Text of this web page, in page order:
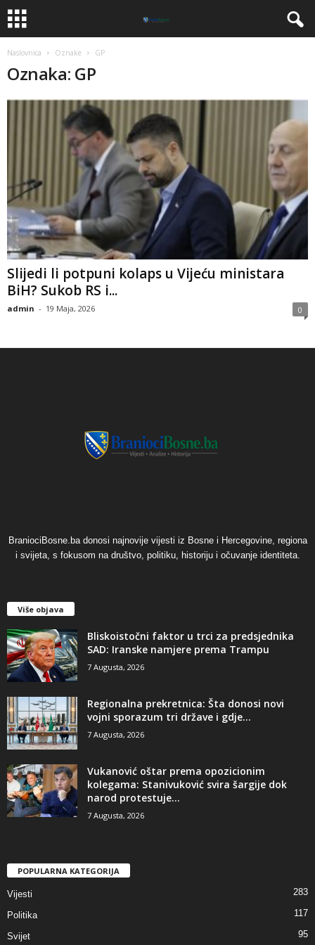
Naslovnica Oznake GP
Oznaka: GP
​Slijedi li potpuni kolaps u Vijeću ministara
BiH? Sukob RS i...
admin - 19 Maja, 2026 0
BraniociBosne.ba donosi najnovije vijesti iz Bosne i Hercegovine, regiona
i svijeta, s fokusom na društvo, politiku, historiju i očuvanje identiteta.
Više objava
​Bliskoistočni faktor u trci za predsjednika
SAD: Iranske namjere prema Trampu
7 Augusta, 2026
​Regionalna prekretnica: Šta donosi novi
vojni sporazum tri države i gdje...
7 Augusta, 2026
Vukanović oštar prema opozicionim
kolegama: Stanivuković svira šargije dok
narod protestuje...
7 Augusta, 2026
POPULARNA KATEGORIJA
Vijesti 283
Politika 117
Svijet 95